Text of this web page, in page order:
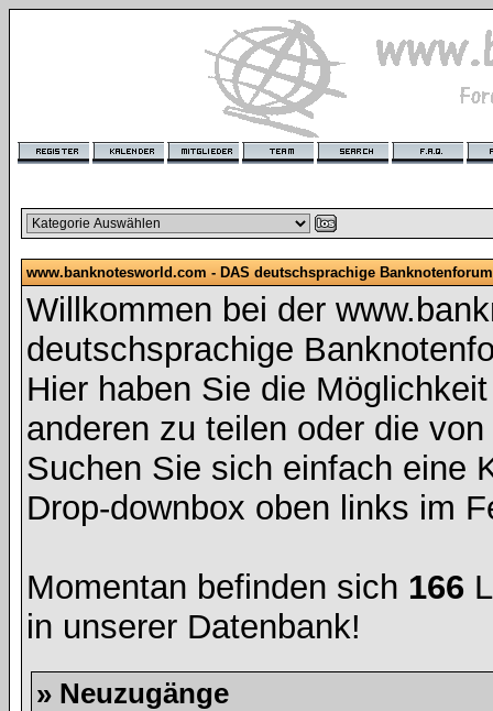
www.banknotesworld.com - DAS deutschsprachige Banknotenforum
Willkommen bei der
deutschsprachige
Hier haben Sie die
anderen zu teilen oder die
Suchen Sie sich einfach eine
Drop-downbox oben links im
Momentan befinden sich 166
in unserer Datenbank!
» Neuzugänge